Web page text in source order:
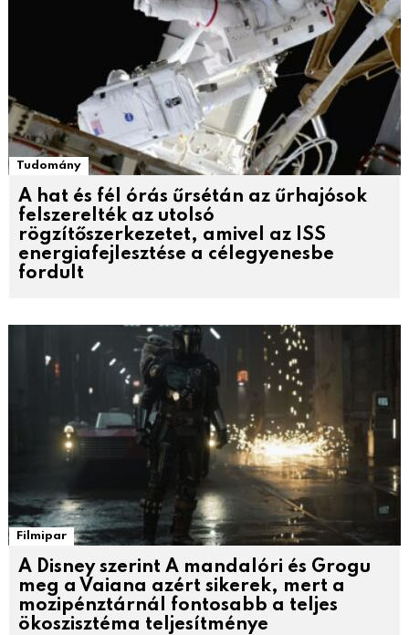
Tudomány
A hat és fél órás űrsétán az űrhajósok
felszerelték az utolsó
rögzítőszerkezetet, amivel az ISS
energiafejlesztése a célegyenesbe
fordult
Filmipar
A Disney szerint A mandalóri és Grogu
meg a Vaiana azért sikerek, mert a
mozipénztárnál fontosabb a teljes
ökoszisztéma teljesítménye